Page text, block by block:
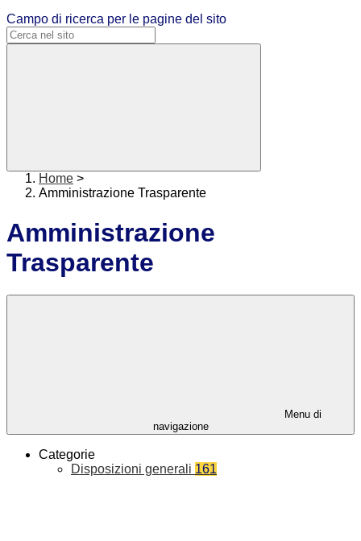
Campo di ricerca per le pagine del sito
Home >
Amministrazione Trasparente
Amministrazione
Trasparente
Menu di
navigazione
Categorie
Disposizioni generali 161